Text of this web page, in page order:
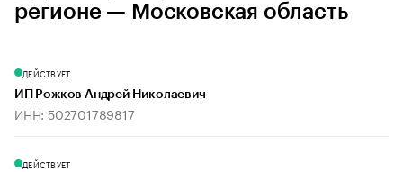
регионе — Московская область
ДЕЙСТВУЕТ
ИП Рожков Андрей Николаевич
ИНН: 502701789817
ДЕЙСТВУЕТ